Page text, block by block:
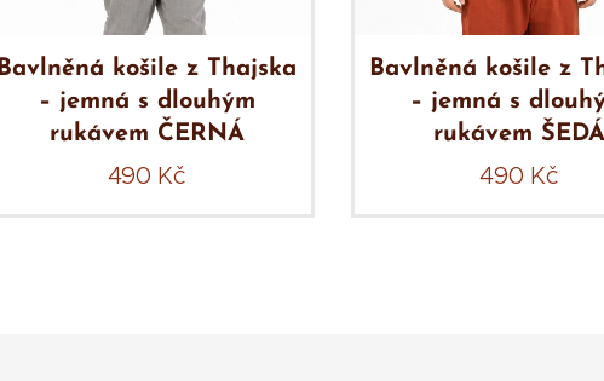
Bavlněná košile z Thajska
– jemná s dlouhým
rukávem ČERNÁ
490 Kč
Bavlněná košile z
– jemná s
rukávem ŠEDÁ
490 Kč